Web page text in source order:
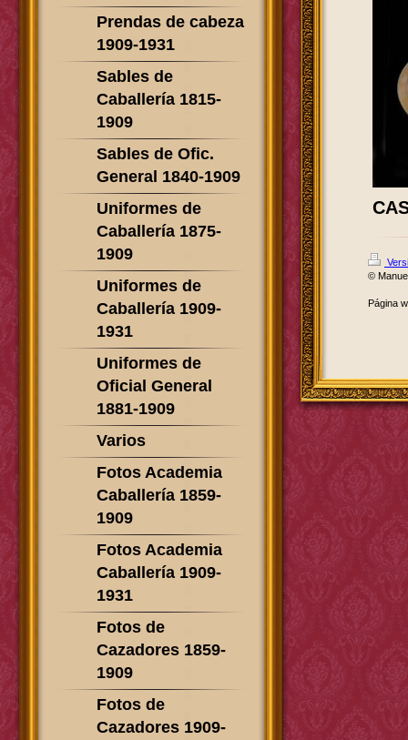
©
Página
Prendas de cabeza
1909-1931
Sables de
Caballería 1815-
1909
Sables de Ofic.
General 1840-1909
Uniformes de
Caballería 1875-
1909
Uniformes de
Caballería 1909-
1931
Uniformes de
Oficial General
1881-1909
Varios
Fotos Academia
Caballería 1859-
1909
Fotos Academia
Caballería 1909-
1931
Fotos de
Cazadores 1859-
1909
Fotos de
Cazadores 1909-